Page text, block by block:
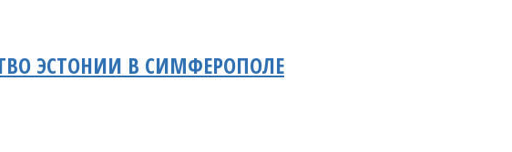
ЭСТОНИИ В СИМФЕРОПОЛЕ